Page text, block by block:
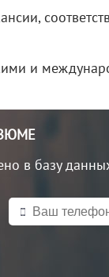
и
в базу